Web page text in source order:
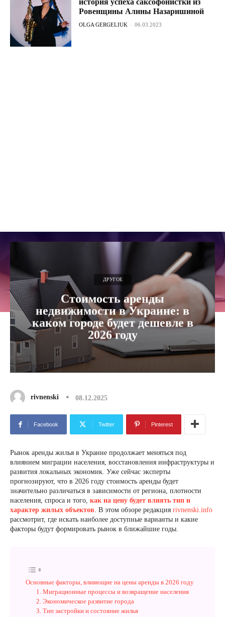
история успеха саксофонистки из
Ровенщины Алины Назаришиной
OLGA GERGELIUK - 06.03.2023